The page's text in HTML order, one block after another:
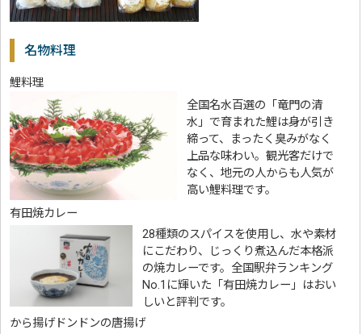
名物料理
鯉料理
全国名水百選の「竜門の清
水」で育まれた鯉は身が引き
締って、まったく臭みがなく
上品な味わい。観光客だけで
なく、地元の人からも人気が
高い鯉料理です。
有田焼カレー
28種類のスパイスを使用し、水や素材
にこだわり、じっくり煮込んだ本格派
の焼カレーです。全国駅弁ランキング
No.1に輝いた「有田焼カレー」はおい
しいと評判です。
から揚げドンドンの唐揚げ